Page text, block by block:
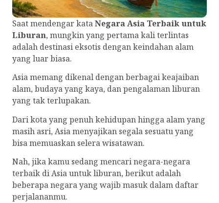
Saat mendengar kataNegara Asia Terbaik untuk
Liburan, mungkin yang pertama kali terlintas
adalah destinasi eksotis dengan keindahan alam
yang luar biasa.
Asia memang dikenal dengan berbagai keajaiban
alam, budaya yang kaya, dan pengalaman liburan
yang tak terlupakan.
Dari kota yang penuh kehidupan hingga alam yang
masih asri, Asia menyajikan segala sesuatu yang
bisa memuaskan selera wisatawan.
Nah, jika kamu sedang mencari negara-negara
terbaik di Asia untuk liburan, berikut adalah
beberapa negara yang wajib masuk dalam daftar
perjalananmu.